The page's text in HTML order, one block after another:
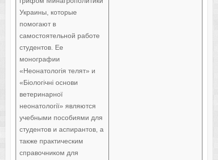
Украины, которые
помогают в
самостоятельной работе
студентов. Ее
монографии
«Неонатологія телят» и
«Біологічні основи
ветеринарної
неонатології» являются
учебными пособиями для
студентов и аспирантов, а
также практическим
справочником для